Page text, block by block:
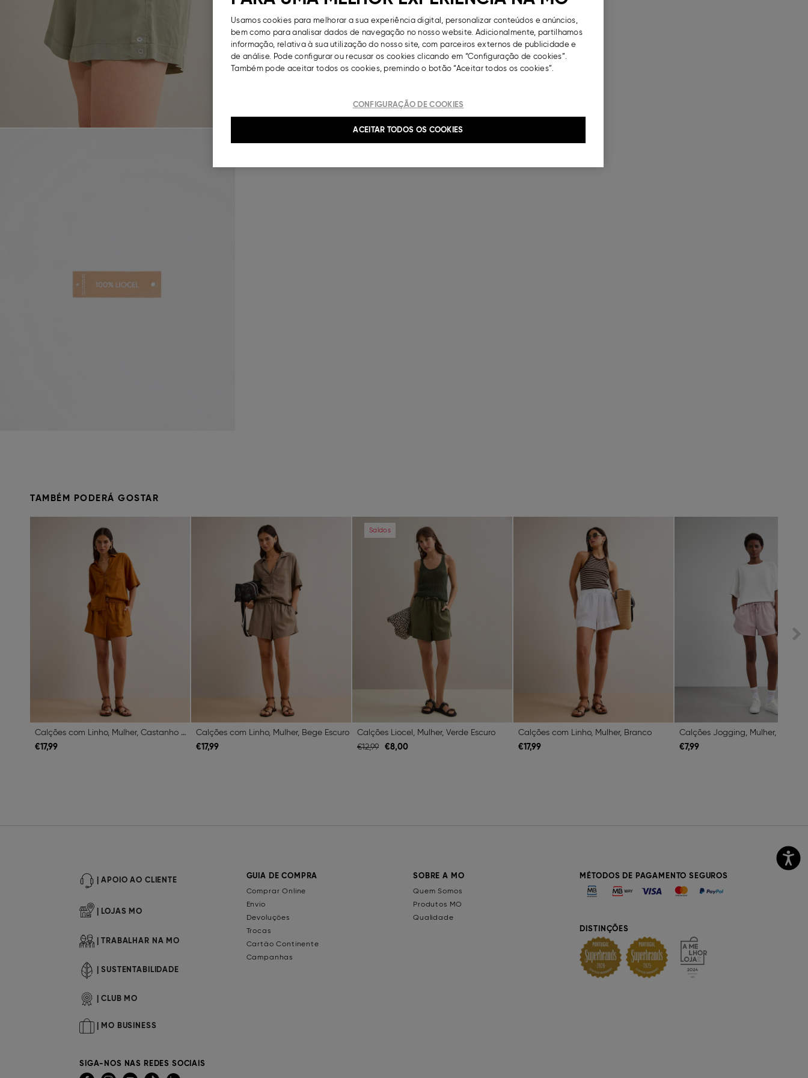
TAMBÉM PODERÁ GOSTAR
Calções com Linho, Mulher, Castanho Claro
€17,99
Calções com Linho, Mulher, Bege Escuro
€17,99
Saldos
Previous
Calções Liocel, Mulher, Verde Escuro
€12,99 €8,00
Calções com Linho, Mulher, Branco
€17,99
Calções Jogging, Mulher, Rosa
€7,99
| APOIO AO CLIENTE
| LOJAS MO
| TRABALHAR NA MO
| SUSTENTABILIDADE
| CLUB MO
| MO BUSINESS
SIGA-NOS NAS REDES SOCIAIS
GUIA DE COMPRA
Comprar Online
Envio
Devoluções
Trocas
Cartão Continente
Campanhas
SOBRE A MO
Quem Somos
Produtos MO
Qualidade
MÉTODOS DE PAGAMENTO SEGUROS
DISTINÇÕES
Usamos cookies para melhorar a sua experiência digital, personalizar conteúdos e anúncios,
bem como para analisar dados de navegação no nosso website. Adicionalmente, partilhamos
informação, relativa à sua utilização do nosso site, com parceiros externos de publicidade e
de análise. Pode configurar ou recusar os cookies clicando em “Configuração de cookies”.
Também pode aceitar todos os cookies, premindo o botão “Aceitar todos os cookies”.
CONFIGURAÇÃO DE COOKIES
ACEITAR TODOS OS COOKIES